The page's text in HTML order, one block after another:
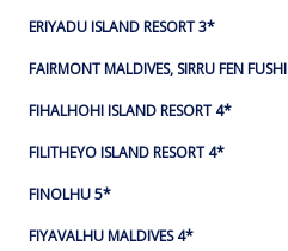
ERIYADU ISLAND RESORT 3*
FAIRMONT MALDIVES, SIRRU FEN FUSHI
FIHALHOHI ISLAND RESORT 4*
FILITHEYO ISLAND RESORT 4*
FINOLHU 5*
FIYAVALHU MALDIVES 4*